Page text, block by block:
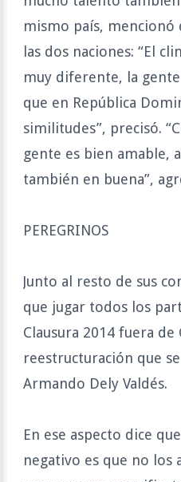
mismo país,
las dos naciones: “El
muy diferente, la
que en República
similitudes”, precisó.
gente es bien amable,
también en buena”,
PEREGRINOS
Junto al resto de sus
que jugar todos los
Clausura 2014 fuera
reestructuración que
Armando Dely Valdés.
En ese aspecto dice
negativo es que no los